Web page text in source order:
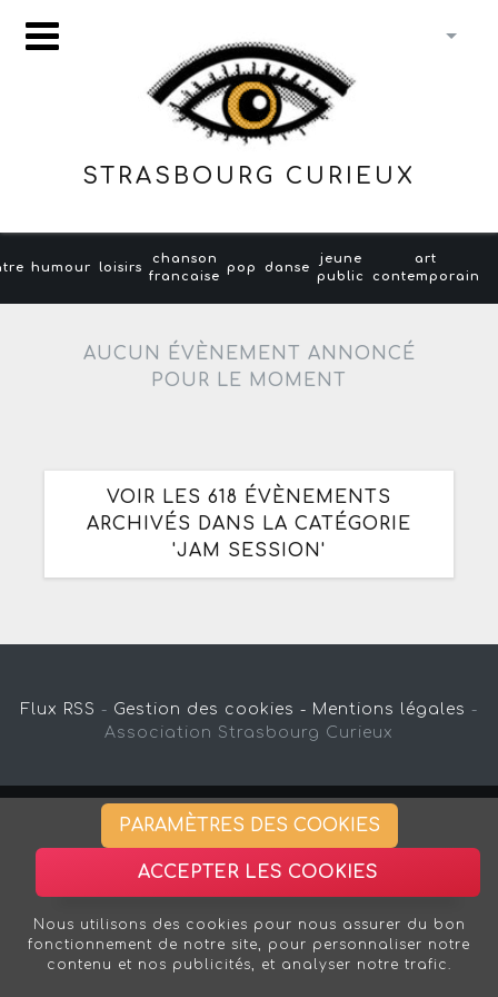
STRASBOURG CURIEUX
humour loisirs
chanson
francaise
pop danse
jeune
public
art
contemporain
AUCUN ÉVÈNEMENT ANNONCÉ
POUR LE MOMENT
VOIR LES 618 ÉVÈNEMENTS
ARCHIVÉS DANS LA CATÉGORIE
'JAM SESSION'
Flux RSS - Gestion des cookies - Mentions légales -
Association Strasbourg Curieux
PARAMÈTRES DES COOKIES
ACCEPTER LES COOKIES
Nous utilisons des cookies pour nous assurer du bon
fonctionnement de notre site, pour personnaliser notre
contenu et nos publicités, et analyser notre trafic.